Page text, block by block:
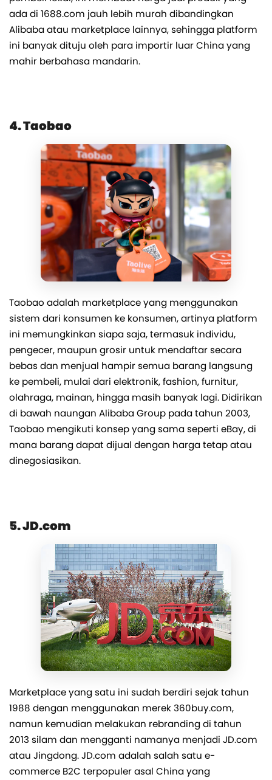
ada di 1688.com jauh lebih murah dibandingkan
Alibaba atau marketplace lainnya, sehingga platform
ini banyak dituju oleh para importir luar China yang
mahir berbahasa mandarin.
4. Taobao
Taobao adalah marketplace yang menggunakan
sistem dari konsumen ke konsumen, artinya platform
ini memungkinkan siapa saja, termasuk individu,
pengecer, maupun grosir untuk mendaftar secara
bebas dan menjual hampir semua barang langsung
ke pembeli, mulai dari elektronik, fashion, furnitur,
olahraga, mainan, hingga masih banyak lagi. Didirikan
di bawah naungan Alibaba Group pada tahun 2003,
Taobao mengikuti konsep yang sama seperti eBay, di
mana barang dapat dijual dengan harga tetap atau
dinegosiasikan.
5. JD.com
Marketplace yang satu ini sudah berdiri sejak tahun
1988 dengan menggunakan merek 360buy.com,
namun kemudian melakukan rebranding di tahun
2013 silam dan mengganti namanya menjadi JD.com
atau Jingdong. JD.com adalah salah satu e-
commerce B2C terpopuler asal China yang